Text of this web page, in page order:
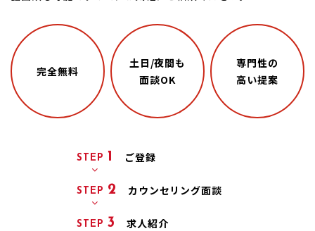
完全無料
土日/夜間も
面談OK
専門性の
高い提案
STEP 1 ご登録
STEP 2 カウンセリング面談
STEP3 求人紹介